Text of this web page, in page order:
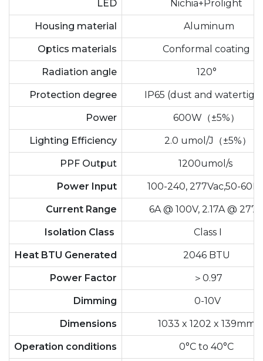
LED Nichia+Prolight
Housing material Aluminum
Optics materials Conformal coating
Radiation angle 120°
Protection degree IP65 (dust and
Power 600W（±5%）
Lighting Efficiency 2.0 umol/J（±5%）
PPF Output 1200umol/s
Power Input 100-240, 277Vac,50-
Current Range 6A @ 100V, 2.17A @ 277V
Isolation Class Class I
Heat BTU Generated 2046 BTU
Power Factor ＞0.97
Dimming 0-10V
Dimensions 1033 x 1202 x 139mm
Operation conditions 0°C to 40°C